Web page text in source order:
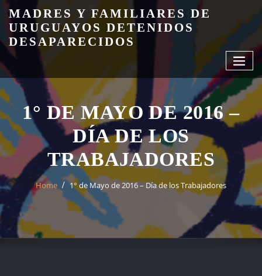
content
MADRES Y FAMILIARES DE
URUGUAYOS DETENIDOS
DESAPARECIDOS
1° DE MAYO DE 2016 –
DÍA DE LOS
TRABAJADORES
Home 1° de Mayo de 2016 – Día de los Trabajadores